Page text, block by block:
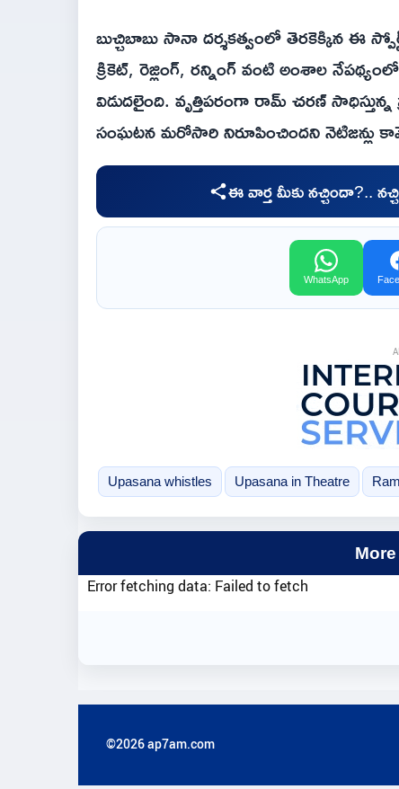
బుచ్చిబాబు సానా దర్శకత్వంలో తెరకెక్కిన ఈ
క్రికెట్, రెజ్లింగ్, రన్నింగ్ వంటి అంశాల
విడుదలైంది. వృత్తిపరంగా రామ్ చరణ్
సంఘటన మరోసారి నిరూపించిందని నెటిజన్లు
ఈ వార్త మీకు నచ్చిందా?..
WhatsApp
Upasana whistles Upasana in Theatre
Error fetching data: Failed to fetch
©2026 ap7am.com